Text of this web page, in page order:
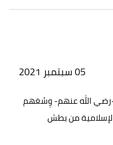
05 سبتمبر 2021
-رضي الله عنهم- وِسْعَهم
من بطش